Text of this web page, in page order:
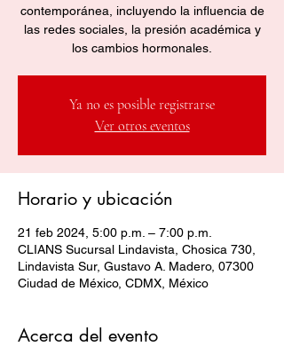
contemporánea, incluyendo la influencia de
las redes sociales, la presión académica y
los cambios hormonales.
Ya no es posible registrarse
Ver otros eventos
Horario y ubicación
21 feb 2024, 5:00 p.m. – 7:00 p.m.
CLIANS Sucursal Lindavista, Chosica 730,
Lindavista Sur, Gustavo A. Madero, 07300
Ciudad de México, CDMX, México
Acerca del evento